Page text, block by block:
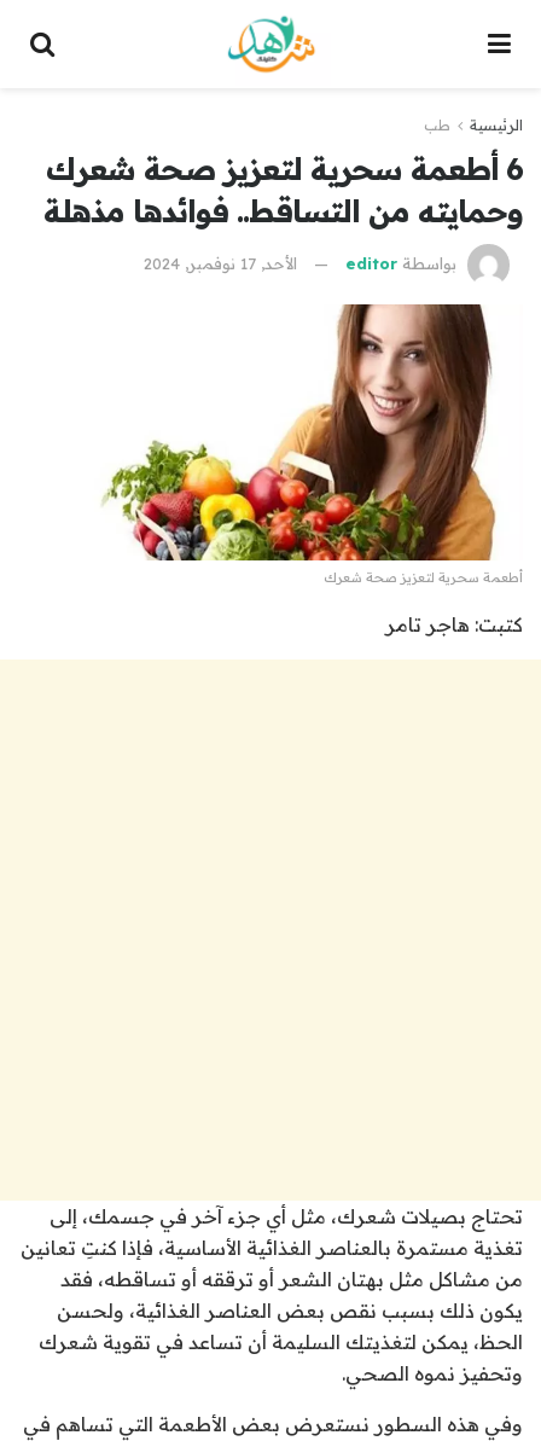
الرئيسية طب
6 أطعمة سحرية لتعزيز صحة شعرك
وحمايته من التساقط.. فوائدها مذهلة
بواسطة editor الأحد, 17 نوفمبر, 2024
أطعمة سحرية لتعزيز صحة شعرك
كتبت: هاجر تامر
تحتاج بصيلات شعرك، مثل أي جزء آخر في جسمك، إلى
تغذية مستمرة بالعناصر الغذائية الأساسية، فإذا كنتِ تعانين
من مشاكل مثل بهتان الشعر أو ترققه أو تساقطه، فقد
يكون ذلك بسبب نقص بعض العناصر الغذائية، ولحسن
الحظ، يمكن لتغذيتك السليمة أن تساعد في تقوية شعرك
وتحفيز نموه الصحي.
وفي هذه السطور نستعرض بعض الأطعمة التي تساهم في